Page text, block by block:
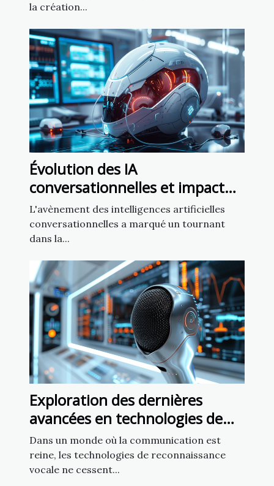
la création...
Évolution des IA
conversationnelles et impact
sur la liberté d'expression
L'avènement des intelligences artificielles
conversationnelles a marqué un tournant
dans la...
Exploration des dernières
avancées en technologies de
reconnaissance vocale
Dans un monde où la communication est
reine, les technologies de reconnaissance
vocale ne cessent...